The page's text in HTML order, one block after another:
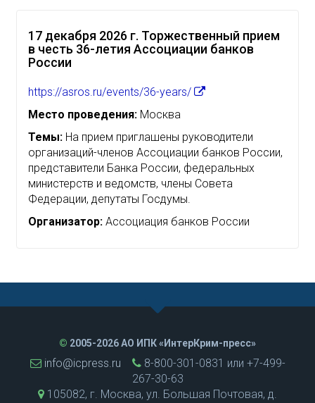
17 декабря 2026 г. Торжественный прием
в честь 36-летия Ассоциации банков
России
https://asros.ru/events/36-years/
Место проведения: Москва
Темы: На прием приглашены руководители
организаций-членов Ассоциации банков России,
представители Банка России, федеральных
министерств и ведомств, члены Совета
Федерации, депутаты Госдумы.
Организатор: Ассоциация банков России
© 2005-2026 АО ИПК «ИнтерКрим-пресс»
info@icpress.ru
8-800-301-0831 или +7-499-
267-30-63
105082, г. Москва, ул. Большая Почтовая, д.